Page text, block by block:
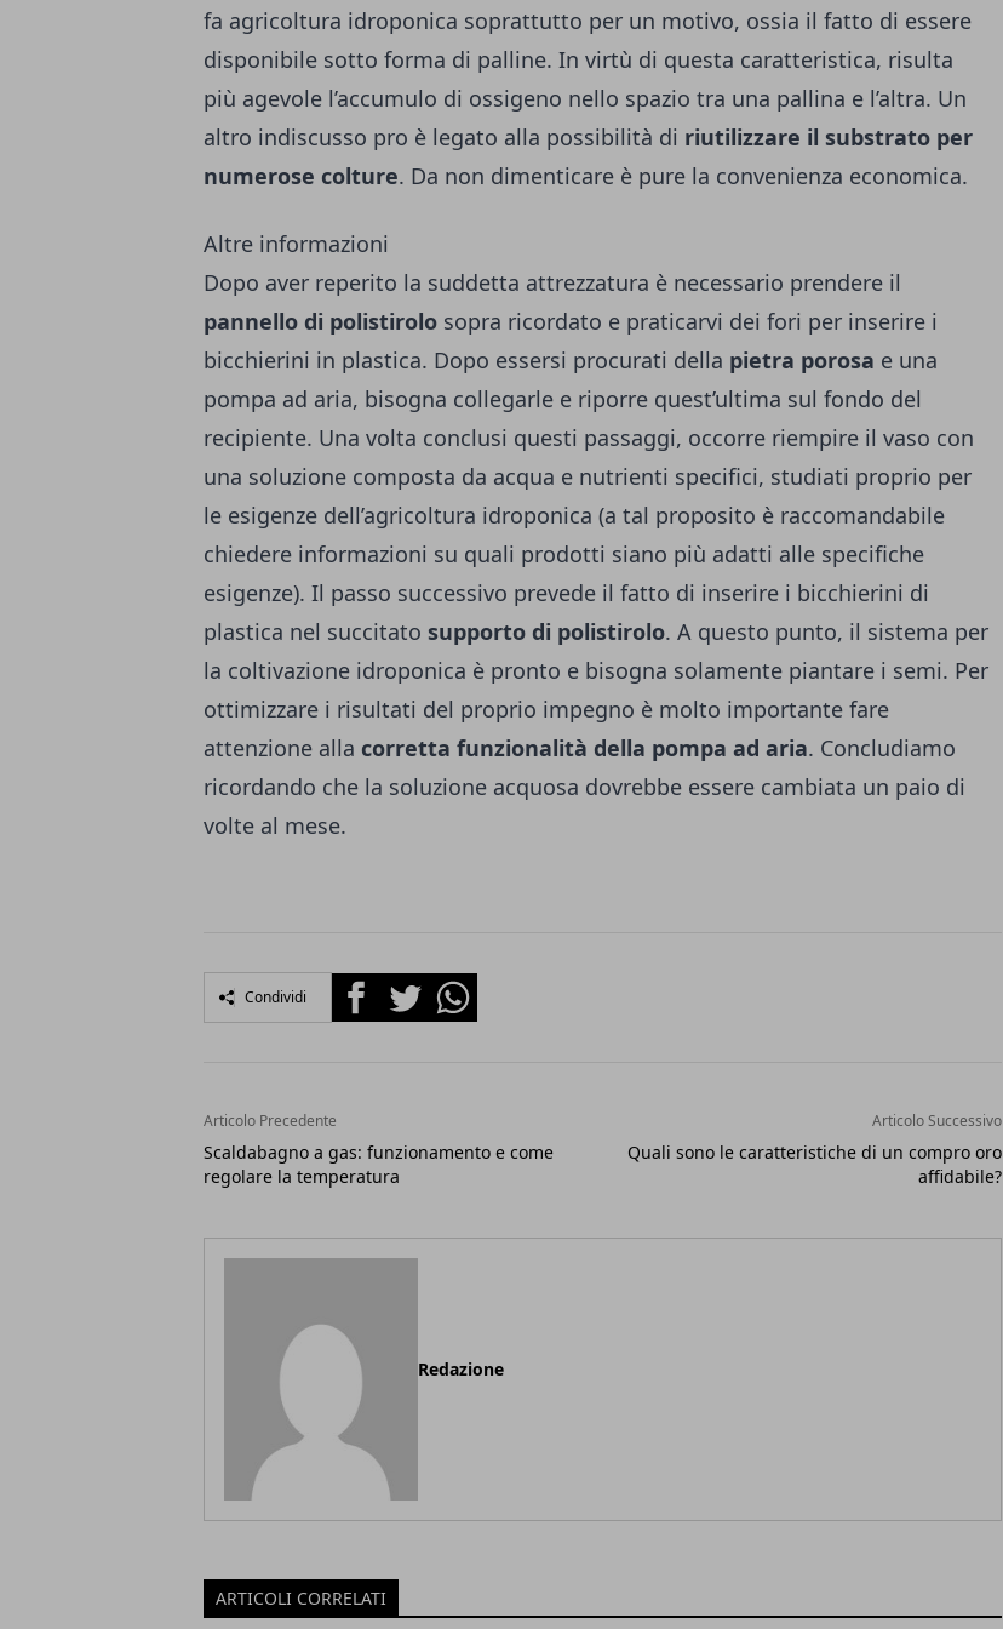
fa agricoltura idroponica soprattutto per un motivo, ossia il fatto di essere
disponibile sotto forma di palline. In virtù di questa caratteristica, risulta
più agevole l’accumulo di ossigeno nello spazio tra una pallina e l’altra. Un
altro indiscusso pro è legato alla possibilità di riutilizzare il substrato per
numerose colture. Da non dimenticare è pure la convenienza economica.
Altre informazioni
Dopo aver reperito la suddetta attrezzatura è necessario prendere il
pannello di polistirolo sopra ricordato e praticarvi dei fori per inserire i
bicchierini in plastica. Dopo essersi procurati della pietra porosa e una
pompa ad aria, bisogna collegarle e riporre quest’ultima sul fondo del
recipiente. Una volta conclusi questi passaggi, occorre riempire il vaso con
una soluzione composta da acqua e nutrienti specifici, studiati proprio per
le esigenze dell’agricoltura idroponica (a tal proposito è raccomandabile
chiedere informazioni su quali prodotti siano più adatti alle specifiche
esigenze). Il passo successivo prevede il fatto di inserire i bicchierini di
plastica nel succitato supporto di polistirolo. A questo punto, il sistema per
la coltivazione idroponica è pronto e bisogna solamente piantare i semi. Per
ottimizzare i risultati del proprio impegno è molto importante fare
attenzione alla corretta funzionalità della pompa ad aria. Concludiamo
ricordando che la soluzione acquosa dovrebbe essere cambiata un paio di
volte al mese.
Condividi FacebookTwitterWhatsapp
Articolo Precedente
Scaldabagno a gas: funzionamento e come
regolare la temperatura
Articolo Successivo
Quali sono le caratteristiche di un compro oro
affidabile?
Redazione
ARTICOLI CORRELATI